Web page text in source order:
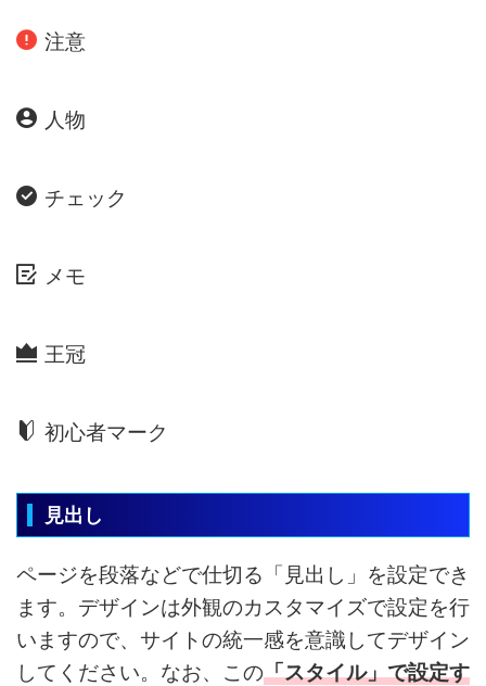
注意
人物
チェック
メモ
王冠
初心者マーク
見出し
ページを段落などで仕切る「見出し」を設定でき
ます。デザインは外観のカスタマイズで設定を行
いますので、サイトの統一感を意識してデザイン
してください。なお、この「スタイル」で設定す